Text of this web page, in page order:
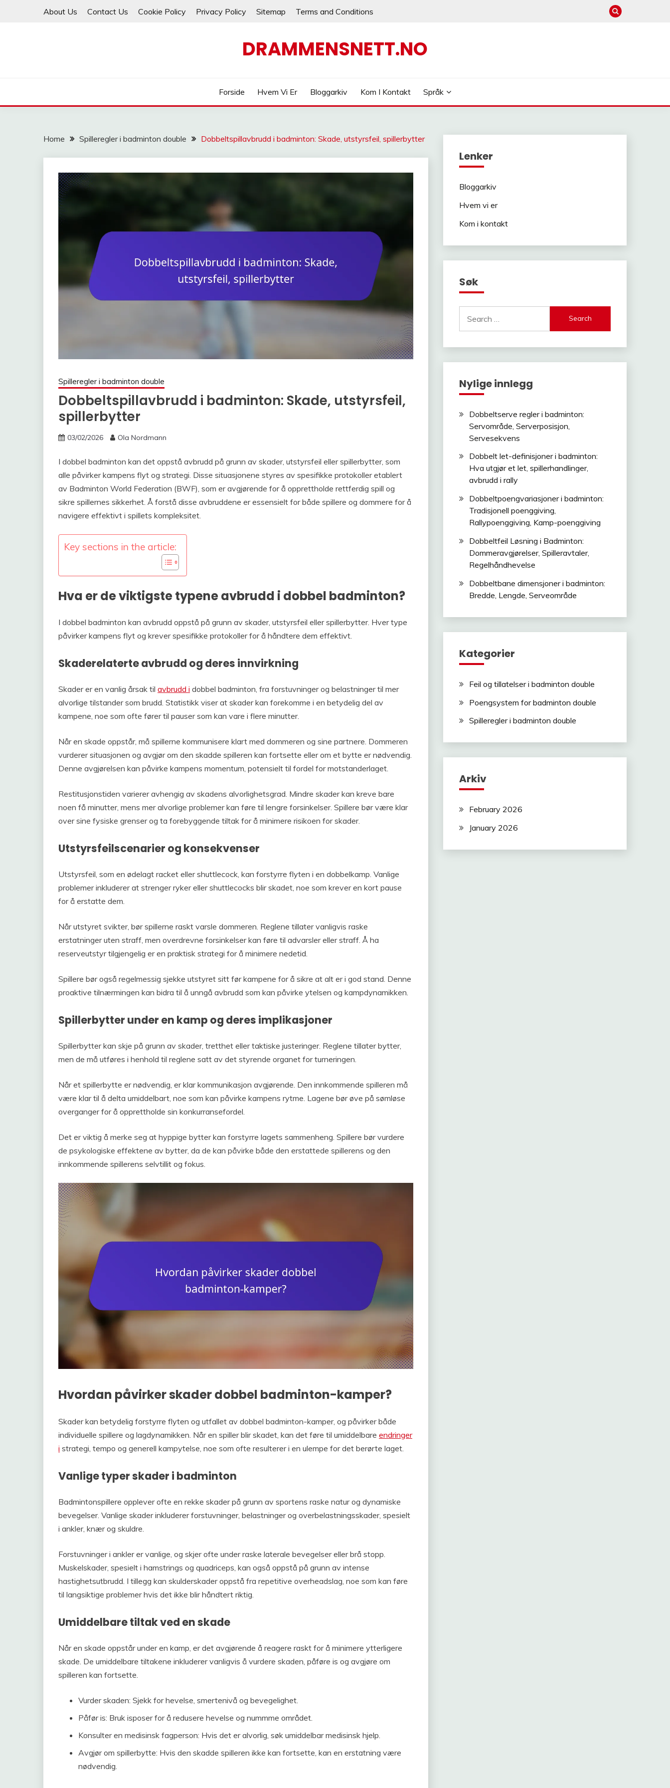
About Us Contact Us Cookie Policy Privacy Policy Sitemap Terms and Conditions
DRAMMENSNETT.NO
Forside Hvem Vi Er Bloggarkiv Kom I Kontakt Språk
Home Spilleregler i badminton double Dobbeltspillavbrudd i badminton: Skade, utstyrsfeil, spillerbytter
Spilleregler i badminton double
Dobbeltspillavbrudd i badminton: Skade, utstyrsfeil,
spillerbytter
03/02/2026 Ola Nordmann
I dobbel badminton kan det oppstå avbrudd på grunn av skader, utstyrsfeil eller spillerbytter, som
alle påvirker kampens flyt og strategi. Disse situasjonene styres av spesifikke protokoller etablert
av Badminton World Federation (BWF), som er avgjørende for å opprettholde rettferdig spill og
sikre spillernes sikkerhet. Å forstå disse avbruddene er essensielt for både spillere og dommere for å
navigere effektivt i spillets kompleksitet.
Key sections in the article:
Hva er de viktigste typene avbrudd i dobbel badminton?
I dobbel badminton kan avbrudd oppstå på grunn av skader, utstyrsfeil eller spillerbytter. Hver type
påvirker kampens flyt og krever spesifikke protokoller for å håndtere dem effektivt.
Skaderelaterte avbrudd og deres innvirkning
Skader er en vanlig årsak til avbrudd i dobbel badminton, fra forstuvninger og belastninger til mer
alvorlige tilstander som brudd. Statistikk viser at skader kan forekomme i en betydelig del av
kampene, noe som ofte fører til pauser som kan vare i flere minutter.
Når en skade oppstår, må spillerne kommunisere klart med dommeren og sine partnere. Dommeren
vurderer situasjonen og avgjør om den skadde spilleren kan fortsette eller om et bytte er nødvendig.
Denne avgjørelsen kan påvirke kampens momentum, potensielt til fordel for motstanderlaget.
Restitusjonstiden varierer avhengig av skadens alvorlighetsgrad. Mindre skader kan kreve bare
noen få minutter, mens mer alvorlige problemer kan føre til lengre forsinkelser. Spillere bør være klar
over sine fysiske grenser og ta forebyggende tiltak for å minimere risikoen for skader.
Utstyrsfeilscenarier og konsekvenser
Utstyrsfeil, som en ødelagt racket eller shuttlecock, kan forstyrre flyten i en dobbelkamp. Vanlige
problemer inkluderer at strenger ryker eller shuttlecocks blir skadet, noe som krever en kort pause
for å erstatte dem.
Når utstyret svikter, bør spillerne raskt varsle dommeren. Reglene tillater vanligvis raske
erstatninger uten straff, men overdrevne forsinkelser kan føre til advarsler eller straff. Å ha
reserveutstyr tilgjengelig er en praktisk strategi for å minimere nedetid.
Spillere bør også regelmessig sjekke utstyret sitt før kampene for å sikre at alt er i god stand. Denne
proaktive tilnærmingen kan bidra til å unngå avbrudd som kan påvirke ytelsen og kampdynamikken.
Spillerbytter under en kamp og deres implikasjoner
Spillerbytter kan skje på grunn av skader, tretthet eller taktiske justeringer. Reglene tillater bytter,
men de må utføres i henhold til reglene satt av det styrende organet for turneringen.
Når et spillerbytte er nødvendig, er klar kommunikasjon avgjørende. Den innkommende spilleren må
være klar til å delta umiddelbart, noe som kan påvirke kampens rytme. Lagene bør øve på sømløse
overganger for å opprettholde sin konkurransefordel.
Det er viktig å merke seg at hyppige bytter kan forstyrre lagets sammenheng. Spillere bør vurdere
de psykologiske effektene av bytter, da de kan påvirke både den erstattede spillerens og den
innkommende spillerens selvtillit og fokus.
Hvordan påvirker skader dobbel badminton-kamper?
Skader kan betydelig forstyrre flyten og utfallet av dobbel badminton-kamper, og påvirker både
individuelle spillere og lagdynamikken. Når en spiller blir skadet, kan det føre til umiddelbare endringer
i strategi, tempo og generell kampytelse, noe som ofte resulterer i en ulempe for det berørte laget.
Vanlige typer skader i badminton
Badmintonspillere opplever ofte en rekke skader på grunn av sportens raske natur og dynamiske
bevegelser. Vanlige skader inkluderer forstuvninger, belastninger og overbelastningsskader, spesielt
i ankler, knær og skuldre.
Forstuvninger i ankler er vanlige, og skjer ofte under raske laterale bevegelser eller brå stopp.
Muskelskader, spesielt i hamstrings og quadriceps, kan også oppstå på grunn av intense
hastighetsutbrudd. I tillegg kan skulderskader oppstå fra repetitive overheadslag, noe som kan føre
til langsiktige problemer hvis det ikke blir håndtert riktig.
Umiddelbare tiltak ved en skade
Når en skade oppstår under en kamp, er det avgjørende å reagere raskt for å minimere ytterligere
skade. De umiddelbare tiltakene inkluderer vanligvis å vurdere skaden, påføre is og avgjøre om
spilleren kan fortsette.
Vurder skaden: Sjekk for hevelse, smertenivå og bevegelighet.
Påfør is: Bruk isposer for å redusere hevelse og nummme området.
Konsulter en medisinsk fagperson: Hvis det er alvorlig, søk umiddelbar medisinsk hjelp.
Avgjør om spillerbytte: Hvis den skadde spilleren ikke kan fortsette, kan en erstatning være
nødvendig.
Lenker
Bloggarkiv
Hvem vi er
Kom i kontakt
Søk
for:
Nylige innlegg
Dobbeltserve regler i badminton:
Servområde, Serverposisjon,
Servesekvens
Dobbelt let-definisjoner i badminton:
Hva utgjør et let, spillerhandlinger,
avbrudd i rally
Dobbeltpoengvariasjoner i badminton:
Tradisjonell poenggiving,
Rallypoenggiving, Kamp-poenggiving
Dobbeltfeil Løsning i Badminton:
Dommeravgjørelser, Spilleravtaler,
Regelhåndhevelse
Dobbeltbane dimensjoner i badminton:
Bredde, Lengde, Serveområde
Kategorier
Feil og tillatelser i badminton double
Poengsystem for badminton double
Spilleregler i badminton double
Arkiv
February 2026
January 2026